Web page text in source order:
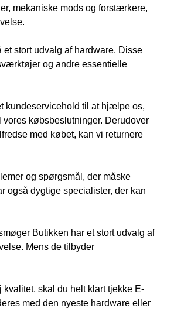
mekaniske mods og forstærkere,
stort udvalg af hardware. Disse
og andre essentielle
kundeservicehold til at hjælpe os,
købsbeslutninger. Derudover
med købet, kan vi returnere
og spørgsmål, der måske
også dygtige specialister, der kan
Butikken har et stort udvalg af
Mens de tilbyder
skal du helt klart tjekke E-
med den nyeste hardware eller